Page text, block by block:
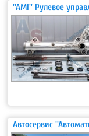
''AMI'' Рулевое
Автосервис